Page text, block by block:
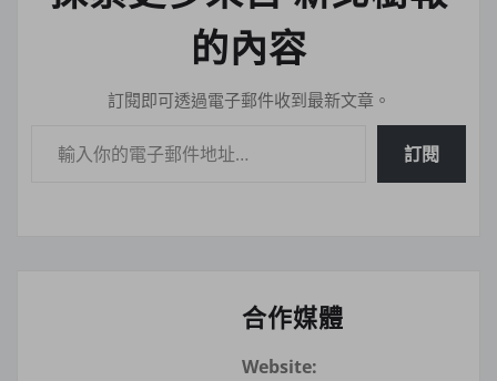
的內容
訂閱即可透過電子郵件收到最新文章。
訂閱
合作媒體
Website: